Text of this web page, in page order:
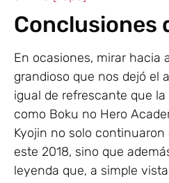
Conclusiones
En ocasiones, mirar hacia
grandioso que nos dejó el
igual de refrescante que
como Boku no Hero
Kyojin no solo
este 2018, sino que
leyenda que, a simple